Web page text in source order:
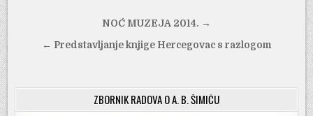
Navigacija
objava
NOĆ MUZEJA 2014. →
← Predstavljanje knjige Hercegovac s razlogom
ZBORNIK RADOVA O A. B. ŠIMIĆU